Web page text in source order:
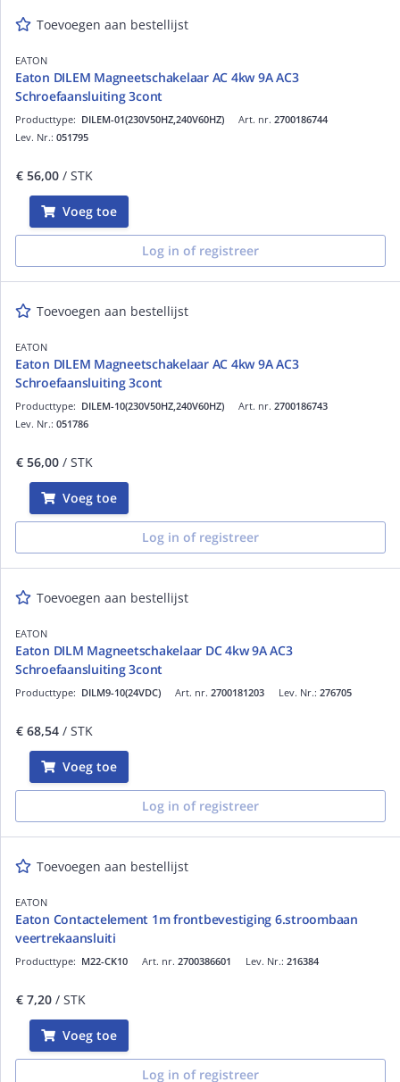
Toevoegen aan bestellijst
EATON
Eaton DILEM Magneetschakelaar AC 4kw 9A AC3
Schroefaansluiting 3cont
Art. nr. 2700186744
Producttype: DILEM-01(230V50HZ,240V60HZ)
Lev. Nr.: 051795
€ 56,00 / STK
Voeg toe
Log in of registreer
Toevoegen aan bestellijst
EATON
Eaton DILEM Magneetschakelaar AC 4kw 9A AC3
Schroefaansluiting 3cont
Art. nr. 2700186743
Producttype: DILEM-10(230V50HZ,240V60HZ)
Lev. Nr.: 051786
€ 56,00 / STK
Voeg toe
Log in of registreer
Toevoegen aan bestellijst
EATON
Eaton DILM Magneetschakelaar DC 4kw 9A AC3
Schroefaansluiting 3cont
Art. nr. 2700181203
Producttype: DILM9-10(24VDC) Lev. Nr.: 276705
€ 68,54 / STK
Voeg toe
Log in of registreer
Toevoegen aan bestellijst
EATON
Eaton Contactelement 1m frontbevestiging 6.stroombaan
veertrekaansluiti
Art. nr. 2700386601
Producttype: M22-CK10 Lev. Nr.: 216384
€ 7,20 / STK
Voeg toe
Log in of registreer